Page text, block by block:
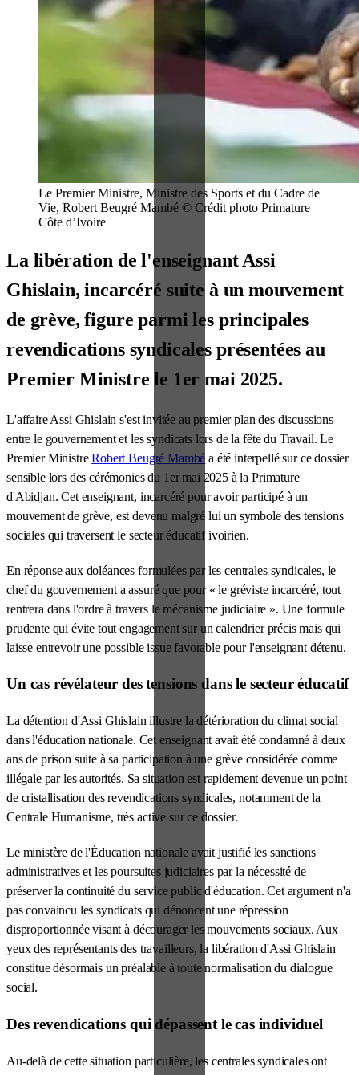
Le Premier Ministre, Ministre des Sports et du Cadre de
Vie, Robert Beugré Mambé © Crédit photo Primature
Côte d’Ivoire
La libération de l'enseignant Assi
Ghislain, incarcéré suite à un mouvement
de grève, figure parmi les principales
revendications syndicales présentées au
Premier Ministre le 1er mai 2025.
L'affaire Assi Ghislain s'est invitée au premier plan des discussions
entre le gouvernement et les syndicats lors de la fête du Travail. Le
Premier MinistreRobert Beugré Mambé a été interpellé sur ce dossier
sensible lors des cérémonies du 1er mai 2025 à la Primature
d'Abidjan. Cet enseignant, incarcéré pour avoir participé à un
mouvement de grève, est devenu malgré lui un symbole des tensions
sociales qui traversent le secteur éducatif ivoirien.
En réponse aux doléances formulées par les centrales syndicales, le
chef du gouvernement a assuré que pour « le gréviste incarcéré, tout
rentrera dans l'ordre à travers le mécanisme judiciaire ». Une formule
prudente qui évite tout engagement sur un calendrier précis mais qui
laisse entrevoir une possible issue favorable pour l'enseignant détenu.
Un cas révélateur des tensions dans le secteur éducatif
La détention d'Assi Ghislain illustre la détérioration du climat social
dans l'éducation nationale. Cet enseignant avait été condamné à deux
ans de prison suite à sa participation à une grève considérée comme
illégale par les autorités. Sa situation est rapidement devenue un point
de cristallisation des revendications syndicales, notamment de la
Centrale Humanisme, très active sur ce dossier.
Le ministère de l'Éducation nationale avait justifié les sanctions
administratives et les poursuites judiciaires par la nécessité de
préserver la continuité du service public d'éducation. Cet argument n'a
pas convaincu les syndicats qui dénoncent une répression
disproportionnée visant à décourager les mouvements sociaux. Aux
yeux des représentants des travailleurs, la libération d'Assi Ghislain
constitue désormais un préalable à toute normalisation du dialogue
social.
Des revendications qui dépassent le cas individuel
Au-delà de cette situation particulière, les centrales syndicales ont